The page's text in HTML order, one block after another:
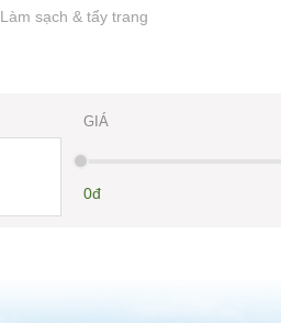
Làm sạch & tẩy trang
GIÁ
0đ